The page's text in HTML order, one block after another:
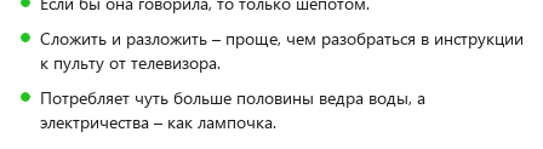
Сложить и разложить – проще, чем разобраться в инструкции
к пульту от телевизора.
Потребляет чуть больше половины ведра воды, а
электричества – как лампочка.